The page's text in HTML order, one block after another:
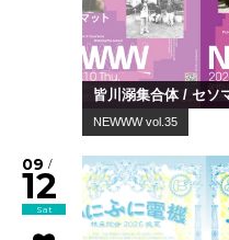
皆川溺集合体 / セ
NEWWW vol.35
09 /
12
Sat